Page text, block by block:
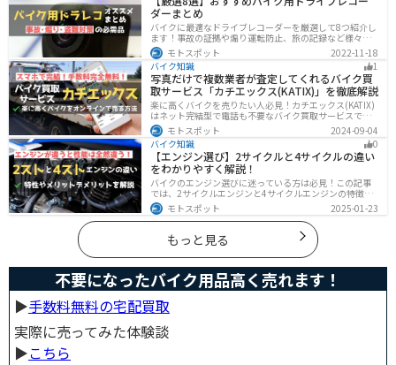
ダーまとめ
バイクに最適なドライブレコーダーを厳選して8つ紹介し
ます！事故の証拠や煽り運転防止、旅の記録など様々な
役に立つドライブコーダー、何を選べばいいか迷ってい
る方に特徴別にまとめました。
モトスポット
2022-11-18
バイク知識
1
写真だけで複数業者が査定してくれるバイク買
取サービス「カチエックス(KATIX)」を徹底解説
楽に高くバイクを売りたい人必見！カチエックス(KATIX)
はネット完結型で電話も不要なバイク買取サービスで
す。バイク情報と写真を登録するだけで、複数のバイク
業者がオークション形式で価格を競い合ってくれるの
で、何もせず最高値でバイクを売ることができます。
モトスポット
2024-09-04
バイク知識
0
【エンジン選び】2サイクルと4サイクルの違い
をわかりやすく解説！
バイクのエンジン選びに迷っている方は必見！この記事
では、2サイクルエンジンと4サイクルエンジンの特徴や
メリット、選び方を解説しています。実は、4サイクルエ
ンジンは燃費が良く経済的で扱いやすいため、初心者の
方にはおすすめです。記事を読めば、最適なエンジン選
びのヒントが得られます。
モトスポット 2025-01-23
もっと見る
不要になったバイク用品高く売れます！
▶︎手数料無料の宅配買取
実際に売ってみた体験談
▶︎こちら